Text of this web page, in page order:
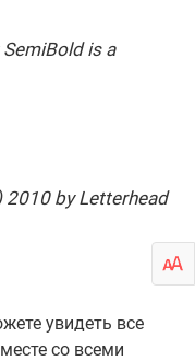
is a
2010 by Letterhead
увидеть все
со всеми